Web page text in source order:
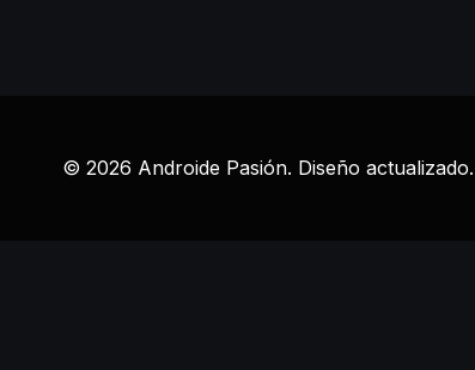
© 2026 Androide Pasión. Diseño actualizado.